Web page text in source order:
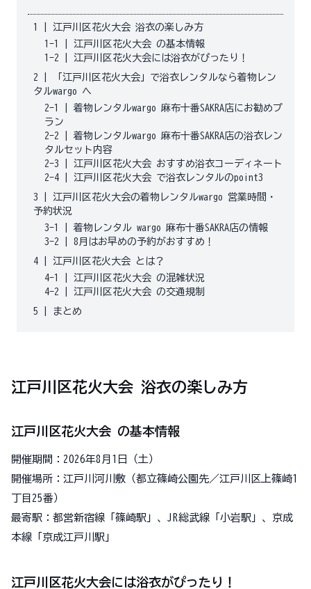
1
江戸川区花火大会 浴衣の楽しみ方
1-1
江戸川区花火大会 の基本情報
1-2
江戸川区花火大会には浴衣がぴったり！
2
「江戸川区花火大会」で浴衣レンタルなら着物レン
タルwargo へ
2-1
着物レンタルwargo 麻布十番SAKRA店にお勧めプ
ラン
2-2
着物レンタルwargo 麻布十番SAKRA店の浴衣レン
タルセット内容
2-3
江戸川区花火大会 おすすめ浴衣コーディネート
2-4
江戸川区花火大会 で浴衣レンタルのpoint3
3
江戸川区花火大会の着物レンタルwargo 営業時間・
予約状況
3-1
着物レンタル wargo 麻布十番SAKRA店の情報
3-2
8月はお早めの予約がおすすめ！
4
江戸川区花火大会 とは？
4-1
江戸川区花火大会 の混雑状況
4-2
江戸川区花火大会 の交通規制
5
まとめ
江戸川区花火大会 浴衣の楽しみ方
江戸川区花火大会 の基本情報
開催期間：2026年8月1日（土）
開催場所：江戸川河川敷（都立篠崎公園先／江戸川区上篠崎1
丁目25番）
最寄駅：都営新宿線「篠崎駅」、JR総武線「小岩駅」、京成
本線「京成江戸川駅」
江戸川区花火大会には浴衣がぴったり！